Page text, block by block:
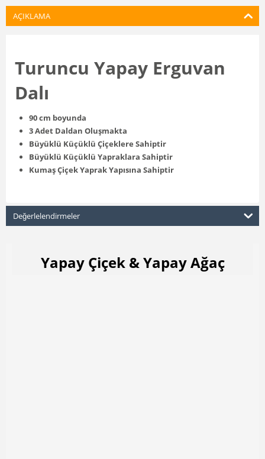
AÇIKLAMA
Turuncu Yapay Erguvan
Dalı
90 cm boyunda
3 Adet Daldan Oluşmakta
Büyüklü Küçüklü Çiçeklere Sahiptir
Büyüklü Küçüklü Yapraklara Sahiptir
Kumaş Çiçek Yaprak Yapısına Sahiptir
Değerlelendirmeler
Yapay Çiçek & Yapay Ağaç